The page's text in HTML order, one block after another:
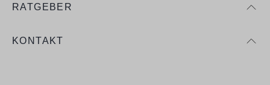
RATGEBER
KONTAKT